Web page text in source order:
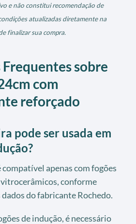
e não constitui recomendação de
atualizadas diretamente na
finalizar sua compra.
sobre
com
reforçado
pode ser usada em
apenas com fogões
vitrocerâmicos, conforme
do fabricante Rochedo.
de indução, é necessário